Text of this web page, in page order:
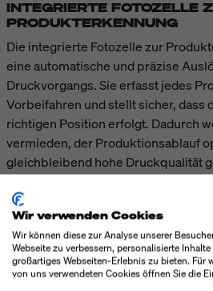
INTEGRIERTE FOTOZELLE
PRODUKTERKENNUNG
Die integrierte Fotozelle zur
eine automatische und präzise
Druckvorgangs. Sie erfasst jedes
Vorbeifahren und stellt sicher, dass
richtigen Position erfolgt. Dadurch
vermieden, der Produktionsablauf
gleichbleibend hohe Druckqualität
Produktabständen.
TECHNISCHE
Wir verwenden Cookies
Wir können diese zur Analyse unserer
Webseite zu verbessern, personalisierte
großartiges Webseiten-Erlebnis zu bieten. Für
von uns verwendeten Cookies öffnen Sie die